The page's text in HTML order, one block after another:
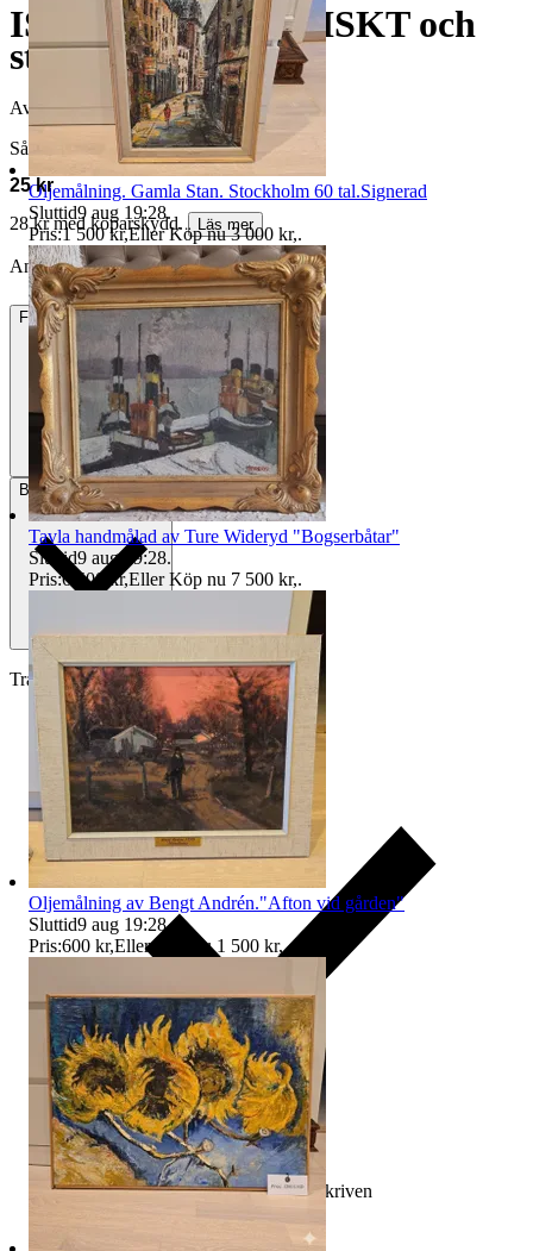
ISRAEL. POSTFRISKT och
stämplat
Avslutad
31 maj 20:23
Såld för
25 kr
28 kr med köparskydd.
Läs mer
Annonsen är avslutad. Såld med Köp nu.
Frakt23 kr Frimärken
BetalningVia Tradera
Traderas köparskydd
Ersättning om varan inte är som beskriven
Oljemålning. Gamla Stan. Stockholm 60 tal.Signerad
Sluttid9 aug 19:28.
Pris:1 500 kr,Eller Köp nu 3 000 kr,.
Tavla handmålad av Ture Wideryd "Bogserbåtar"
Sluttid9 aug 19:28.
Pris:6 500 kr,Eller Köp nu 7 500 kr,.
Oljemålning av Bengt Andrén."Afton vid gården"
Sluttid9 aug 19:28.
Pris:600 kr,Eller Köp nu 1 500 kr,.